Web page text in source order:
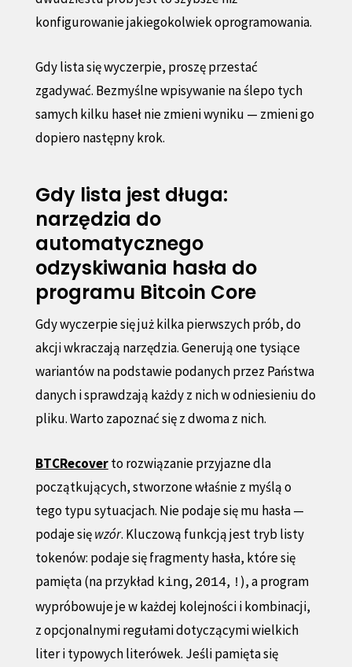
konfigurowanie jakiegokolwiek oprogramowania.
Gdy lista się wyczerpie, proszę przestać
zgadywać. Bezmyślne wpisywanie na ślepo tych
samych kilku haseł nie zmieni wyniku — zmieni go
dopiero następny krok.
Gdy lista jest długa:
narzędzia do
automatycznego
odzyskiwania hasła do
programu Bitcoin Core
Gdy wyczerpie się już kilka pierwszych prób, do
akcji wkraczają narzędzia. Generują one tysiące
wariantów na podstawie podanych przez Państwa
danych i sprawdzają każdy z nich w odniesieniu do
pliku. Warto zapoznać się z dwoma z nich.
BTCRecoverto rozwiązanie przyjazne dla
początkujących, stworzone właśnie z myślą o
tego typu sytuacjach. Nie podaje się mu hasła —
podaje sięwzór. Kluczową funkcją jest tryb listy
tokenów: podaje się fragmenty hasła, które się
pamięta (na przykład king, 2014, ! ), a program
wypróbowuje je w każdej kolejności i kombinacji,
z opcjonalnymi regułami dotyczącymi wielkich
liter i typowych literówek. Jeśli pamięta się